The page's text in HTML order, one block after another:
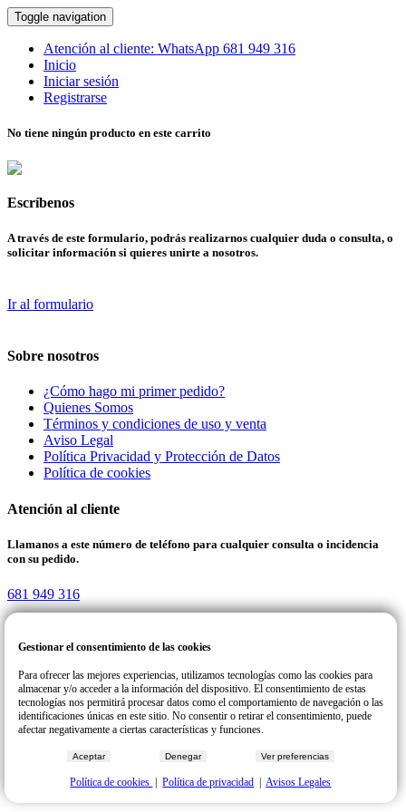
Toggle navigation
Atención al cliente: WhatsApp 681 949 316
Inicio
Iniciar sesión
Registrarse
No tiene ningún producto en este carrito
Escríbenos
A través de este formulario, podrás realizarnos cualquier duda o consulta, o
solicitar información si quieres unirte a nosotros.
Ir al formulario
Sobre nosotros
¿Cómo hago mi primer pedido?
Quienes Somos
Términos y condiciones de uso y venta
Aviso Legal
Política Privacidad y Protección de Datos
Política de cookies
Atención al cliente
Llamanos a este número de teléfono para cualquier consulta o incidencia
con su pedido.
681 949 316
Desing & Developer
Gestionar el consentimiento de las cookies
Para ofrecer las mejores experiencias, utilizamos tecnologías como las cookies para
almacenar y/o acceder a la información del dispositivo. El consentimiento de estas
tecnologías nos permitirá procesar datos como el comportamiento de navegación o las
identificaciones únicas en este sitio. No consentir o retirar el consentimiento, puede
afectar negativamente a ciertas características y funciones.
Aceptar Denegar Ver preferencias
Política de cookies |Política de privacidad |Avisos Legales